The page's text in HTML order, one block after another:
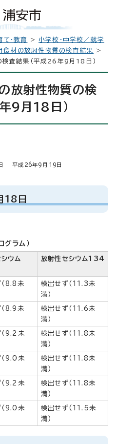
て・教育 >小学校・中学校／就学
食材の放射性物質の検査結果
>
査結果（平成26年9月18日）
放射性物質の検
9月18日）
平成 26年9月 19 日
18日
グラム）
ウム
放射性セシウム134
8.8未
検出せず（11.3未
満）
8.9未
検出せず（11.6未
満）
9.2未
検出せず（11.8未
満）
9.0未
検出せず（11.8未
満）
9.2未
検出せず（11.8未
満）
9.0未
検出せず（11.5未
満）